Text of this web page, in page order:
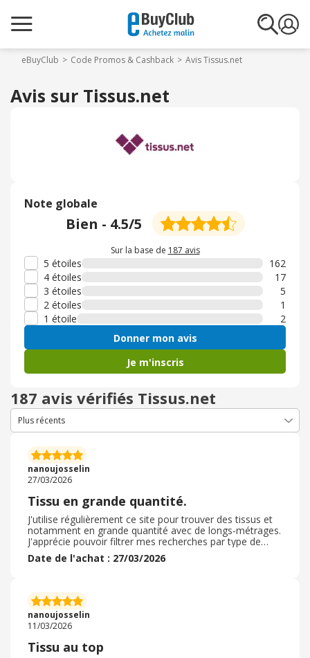
eBuyClub Code Promos & Cashback Avis Tissus.net
Avis sur Tissus.net
Note globale
Bien - 4.5/5
Sur la base de 187 avis
5 étoiles
162
4 étoiles
17
3 étoiles
5
2 étoiles
1
1 étoile
2
Donner mon avis
Je m'inscris
187 avis vérifiés Tissus.net
nanoujosselin
27/03/2026
Tissu en grande quantité.
J'utilise régulièrement ce site pour trouver des tissus et
notamment en grande quantité avec de longs-métrages.
J'apprécie pouvoir filtrer mes recherches par type de
tissu coloris et classer la pertinence par prix. On peut
aussi commander des échantillons ce qui nous permet
prochaine commande. J'ai acheté des tissus pour faire
des rideaux et j'ai trouvé ça très pratique d'avoir pu
recevoir un échantillon avant.
Date de l'achat : 27/03/2026
nanoujosselin
11/03/2026
Tissu au top